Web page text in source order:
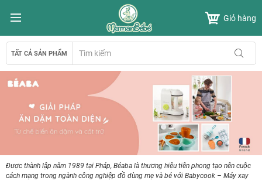
đến
nội
TẤT CẢ SẢN PHẨM
Giỏ hàng
Được thành lập năm 1989 tại Pháp, Béaba là thương hiệu tiên phong tạo nên cuộc
cách mạng trong ngành công nghiệp đồ dùng mẹ và bé với Babycook – Máy xay